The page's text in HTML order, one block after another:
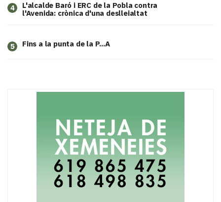
4
L'alcalde Baró i ERC de la Pobla contra
l'Avenida: crònica d'una deslleialtat
5 Fins a la punta de la P...A